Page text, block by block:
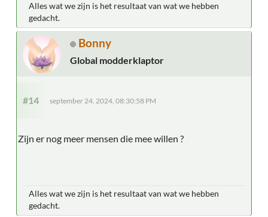
Alles wat we zijn is het resultaat van wat we hebben
gedacht.
Bonny
Global modderklaptor
#14 september 24, 2024, 08:30:58 PM
Zijn er nog meer mensen die mee willen ?
Alles wat we zijn is het resultaat van wat we hebben
gedacht.